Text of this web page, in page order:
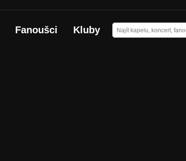
Fanoušci Kluby